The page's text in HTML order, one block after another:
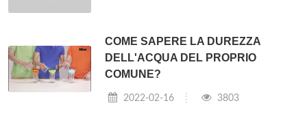
COME SAPERE LA DUREZZA
DELL'ACQUA DEL PROPRIO
COMUNE?
2022-02-16 3803